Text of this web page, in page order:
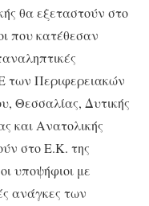
θα εξεταστούν στο
που κατέθεσαν
των Περιφερειακών
Θεσσαλίας, Δυτικής
και Ανατολικής
στο Ε.Κ. της
υποψήφιοι με
ανάγκες των